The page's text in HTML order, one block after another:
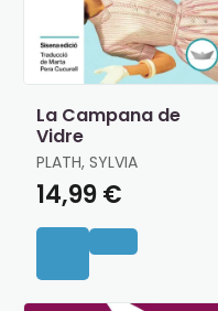
La Campana de
Vidre
PLATH, SYLVIA
14,99 €